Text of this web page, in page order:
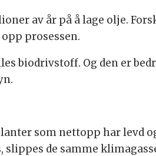
av år på å lage olje.
prosessen.
biodrivstoff. Og den er
som nettopp har levd
de samme